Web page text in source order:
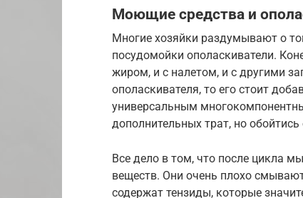
Моющие средства и
Многие хозяйки раздумывают о
посудомойки ополаскиватели.
жиром, и с налетом, и с другими
ополаскивателя, то его стоит
универсальным
дополнительных трат, но
Все дело в том, что после цикла
веществ. Они очень плохо
содержат тензиды, которые